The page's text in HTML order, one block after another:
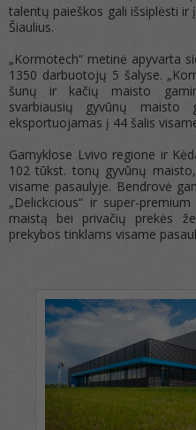
talentų paieškos gali išsiplėsti ir
Šiaulius.
„Kormotech“ metinė apyvarta
1350 darbuotojų 5 šalyse.
šunų ir kačių maisto
svarbiausių gyvūnų maisto
eksportuojamas į 44 šalis
Gamyklose Lvivo regione ir
102 tūkst. tonų gyvūnų
visame pasaulyje. Bendrovė
„Delickcious“ ir super-
maistą bei privačių prekės
prekybos tinklams visame